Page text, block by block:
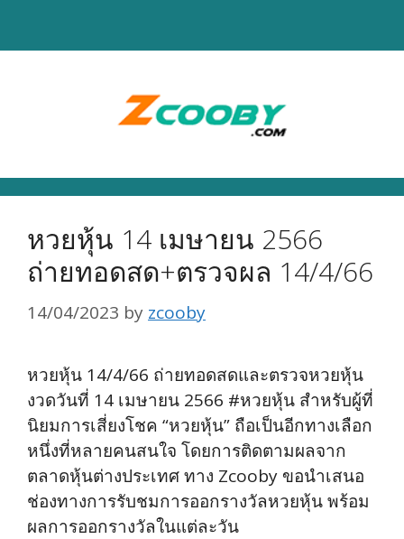
หวยหุ้น 14 เมษายน 2566
ถ่ายทอดสด+ตรวจผล 14/4/66
14/04/2023 by zcooby
หวยหุ้น 14/4/66 ถ่ายทอดสดและตรวจหวยหุ้น
งวดวันที่ 14 เมษายน 2566 #หวยหุ้น สำหรับผู้ที่
นิยมการเสี่ยงโชค “หวยหุ้น” ถือเป็นอีกทางเลือก
หนึ่งที่หลายคนสนใจ โดยการติดตามผลจาก
ตลาดหุ้นต่างประเทศ ทาง Zcooby ขอนำเสนอ
ช่องทางการรับชมการออกรางวัลหวยหุ้น พร้อม
ผลการออกรางวัลในแต่ละวัน